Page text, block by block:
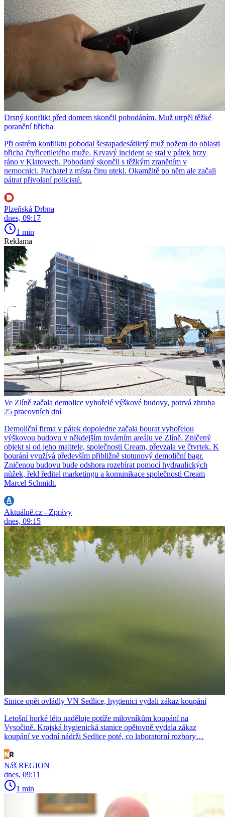
Drsný konflikt před domem skončil pobodáním. Muž utrpěl těžké
poranění břicha
Při ostrém konfliktu pobodal šestapadesátiletý muž nožem do oblasti
břicha čtyřicetiletého muže. Krvavý incident se stal v pátek brzy
ráno v Klatovech. Pobodaný skončil s těžkým zraněním v
nemocnici. Pachatel z místa činu utekl. Okamžitě po něm ale začali
pátrat přivolaní policisté.
Plzeňská Drbna
dnes, 09:17
1 min
Reklama
Ve Zlíně začala demolice vyhořelé výškové budovy, potrvá zhruba
25 pracovních dní
Demoliční firma v pátek dopoledne začala bourat vyhořelou
výškovou budovu v někdejším továrním areálu ve Zlíně. Zničený
objekt si od jeho majitele, společnosti Cream, převzala ve čtvrtek. K
bourání využívá především přibližně stotunový demoliční bagr.
Zničenou budovu bude odshora rozebírat pomocí hydraulických
nůžek, řekl ředitel marketingu a komunikace společnosti Cream
Marcel Schmidt.
Aktuálně.cz - Zprávy
dnes, 09:15
Sinice opět ovládly VN Sedlice, hygienici vydali zákaz koupání
Letošní horké léto naděluje potíže milovníkům koupání na
Vysočině. Krajská hygienická stanice opětovně vydala zákaz
koupání ve vodní nádrži Sedlice poté, co laboratorní rozbory…
Náš REGION
dnes, 09:11
1 min